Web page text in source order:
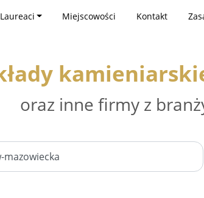
Laureaci Miejscowości Kontakt
oraz inne firmy z